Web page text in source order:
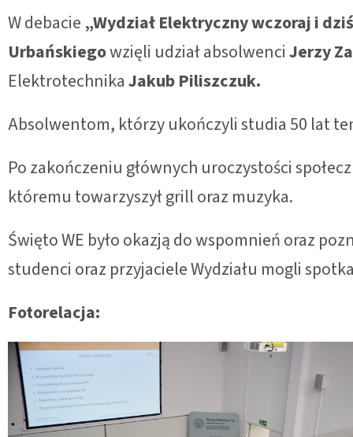
W debacie „Wydział Elektryczny wczoraj i
Urbańskiegowzięli udział absolwenciJerzy
ElektrotechnikaJakub Piliszczuk.
Absolwentom, którzy ukończyli studia 50 lat
Po zakończeniu głównych uroczystości
któremu towarzyszył grill oraz muzyka.
Święto WE było okazją do wspomnień oraz
studenci oraz przyjaciele Wydziału mogli
Fotorelacja: